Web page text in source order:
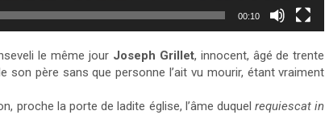
00:10
le même jour Joseph Grillet, innocent, âgé de trente
père sans que personne l’ait vu mourir, étant vraiment
proche la porte de ladite église, l’âme duquelrequiescat in